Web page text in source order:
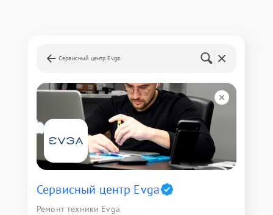
Сервисный центр Evga
Сервисный центр Evga
Ремонт техники Evga